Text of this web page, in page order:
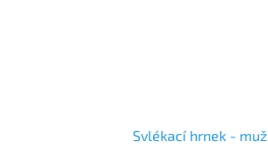
Svlékací hrnek - muž